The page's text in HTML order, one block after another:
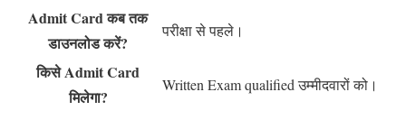
Admit Card कब तक
डाउनलोड करें?
परीक्षा से पहले।
किसे Admit Card
मिलेगा?
Written Exam qualified उम्मीदवारों को।